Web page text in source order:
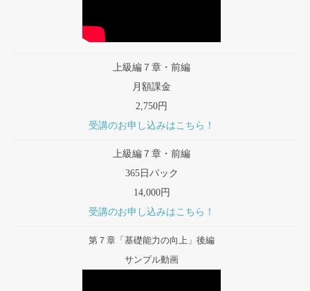
上級編７章・前編
月額課金
2,750円
受講のお申し込みはこちら！
上級編７章・前編
365日パック
14,000円
受講のお申し込みはこちら！
第７章「基礎能力の向上」後編
サンプル動画